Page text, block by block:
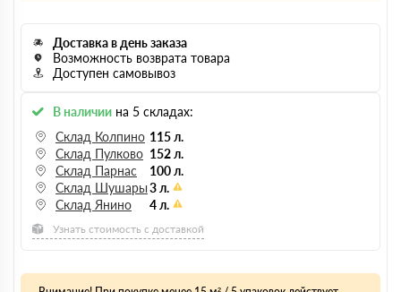
Доставка в день заказа
Возможность возврата товара
Доступен самовывоз
В наличии на 5 складах:
Склад Колпино 115 л.
Склад Пулково 152 л.
Склад Парнас
100 л.
Склад Шушары3 л.
Склад Янино
4 л.
Узнать стоимость с доставкой